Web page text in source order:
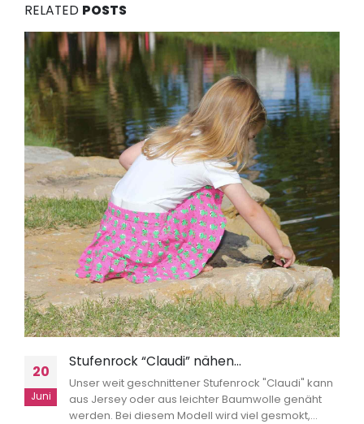
RELATED POSTS
20
Juni
Stufenrock “Claudi” nähen…
Unser weit geschnittener Stufenrock "Claudi" kann
aus Jersey oder aus leichter Baumwolle genäht
werden. Bei diesem Modell wird viel gesmokt,...